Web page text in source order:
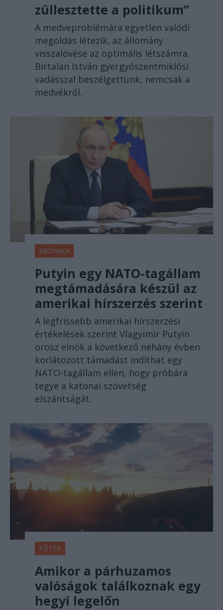
züllesztette a politikum”
A medveproblémára egyetlen valódi
megoldás létezik, az állomány
visszalövése az optimális létszámra.
Birtalan István gyergyószentmiklósi
vadásszal beszélgettünk, nemcsak a
medvékről.
KRÓNIKA
Putyin egy NATO-tagállam
megtámadására készül az
amerikai hírszerzés szerint
A legfrissebb amerikai hírszerzési
értékelések szerint Vlagyimir Putyin
orosz elnök a következő néhány évben
korlátozott támadást indíthat egy
NATO-tagállam ellen, hogy próbára
tegye a katonai szövetség
elszántságát.
FŐTÉR
Amikor a párhuzamos
valóságok találkoznak egy
hegyi legelőn